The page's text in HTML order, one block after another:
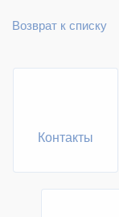
Возврат к списку
Контакты